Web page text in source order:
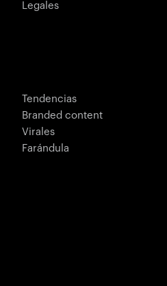
Legales
Tendencias
Branded content
Virales
Farándula